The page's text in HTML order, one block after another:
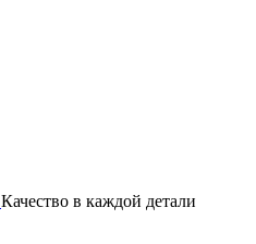
Качество в каждой детали